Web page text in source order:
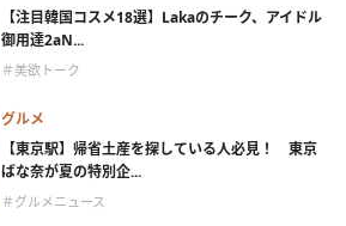
【注目韓国コスメ18選】Lakaのチーク、アイドル
御用達2aN...
＃美欲トーク
グルメ
【東京駅】帰省土産を探している人必見！ 東京
ばな奈が夏の特別企...
＃グルメニュース